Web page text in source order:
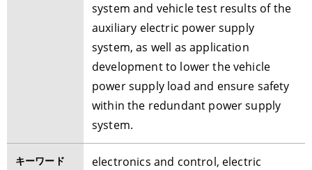
system and vehicle test results of the
auxiliary electric power supply
system, as well as application
development to lower the vehicle
power supply load and ensure safety
within the redundant power supply
system.
キーワード
electronics and control, electric